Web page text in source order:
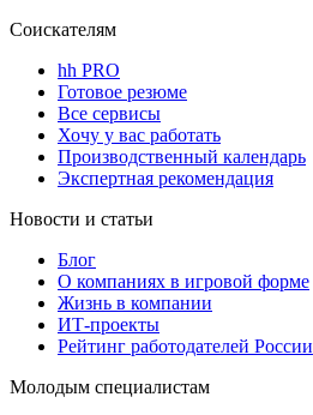
Соискателям
hh PRO
Готовое резюме
Все сервисы
Хочу у вас работать
Производственный календарь
Экспертная рекомендация
Новости и статьи
Блог
О компаниях в игровой форме
Жизнь в компании
ИТ-проекты
Рейтинг работодателей России
Молодым специалистам